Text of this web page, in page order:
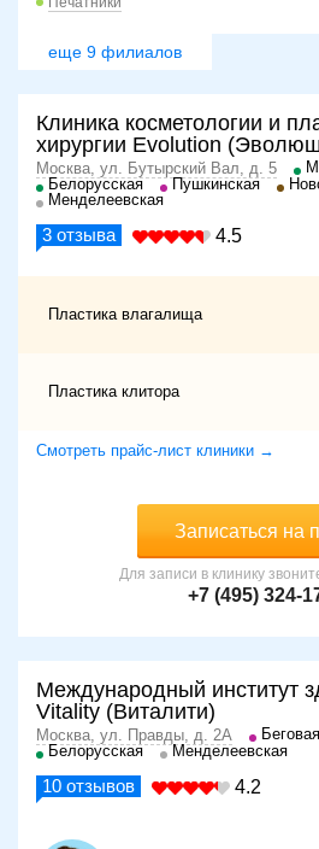
еще 9 филиалов
Клиника косметологии и
хирургии Evolution
Москва, ул. Бутырский Вал, д. 5
Белорусская
Пушкинская
Менделеевская
3 отзыва 4.5
Пластика влагалища
Пластика клитора
Смотреть прайс-лист клиники →
Записаться на
Для записи в клинику
+7 (495) 324-
Международный институт
Vitality (Виталити)
Москва, ул. Правды, д. 2А
Беговая
Белорусская
Менделеевская
10 отзывов 4.2